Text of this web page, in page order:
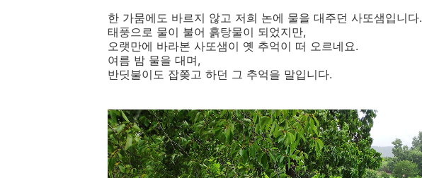
한 가뭄에도 바르지 않고 저희 논에 물을 대주던 사또샘입니다.
태풍으로 물이 불어 흙탕물이 되었지만,
오랫만에 바라본 사또샘이 옛 추억이 떠 오르네요.
여름 밤 물을 대며,
반딧불이도 잡쫒고 하던 그 추억을 말입니다.